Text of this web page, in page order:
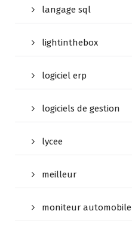
langage sql
lightinthebox
logiciel erp
logiciels de gestion
lycee
meilleur
moniteur automobile